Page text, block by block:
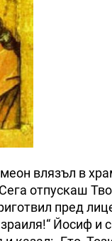
влязъл в
отпускаш
пред
Йосиф и